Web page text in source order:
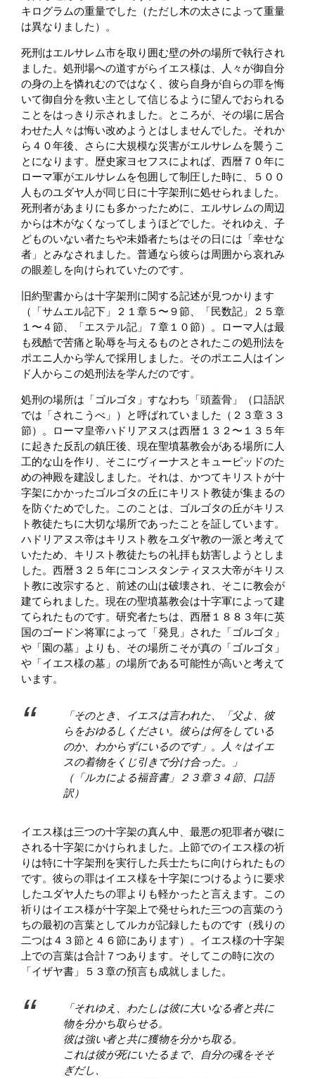
キログラムの重量でした（ただし木の太さによって重量
は異なりました）。
死刑はエルサレム市を取り囲む壁の外の場所で執行され
ました。処刑場への道すがらイエス様は、人々が御自分
の身の上を憐れむのではなく、彼ら自身が自らの罪を悔
いて御自分を救い主として信じるように望んでおられる
ことをはっきり示されました。ところが、その場に居合
わせた人々は悔い改めようとはしませんでした。それか
ら４０年後、さらに大規模な災害がエルサレムを襲うこ
とになります。歴史家ヨセフスによれば、西暦７０年に
ローマ軍がエルサレムを包囲して制圧した時に、５００
人ものユダヤ人が同じ日に十字架刑に処せられました。
死刑者があまりにも多かったために、エルサレムの周辺
からは木がなくなってしまうほどでした。それゆえ、子
どものいない者たちや未婚者たちはその日には「幸せな
者」とみなされました。普通なら彼らは周囲から哀れみ
の眼差しを向けられていたのです。
旧約聖書からは十字架刑に関する記述が見つかります
（「サムエル記下」２１章５〜９節、「民数記」２５章
１〜４節、「エステル記」７章１０節）。ローマ人は最
も残酷で苦痛と恥辱を与えるものとされたこの処刑法を
ポエニ人から学んで採用しました。そのポエニ人はイン
ド人からこの処刑法を学んだのです。
処刑の場所は「ゴルゴタ」すなわち「頭蓋骨」（口語訳
では「されこうべ」）と呼ばれていました（２３章３３
節）。ローマ皇帝ハドリアヌスは西暦１３２〜１３５年
に起きた反乱の鎮圧後、現在聖墳墓教会がある場所に人
工的な山を作り、そこにヴィーナスとキューピッドのた
めの神殿を建設しました。それは、かつてキリストが十
字架にかかったゴルゴタの丘にキリスト教徒が集まるの
を防ぐためでした。このことは、ゴルゴタの丘がキリス
ト教徒たちに大切な場所であったことを証しています。
ハドリアヌス帝はキリスト教をユダヤ教の一派と考えて
いたため、キリスト教徒たちの礼拝も妨害しようとしま
した。西暦３２５年にコンスタンティヌス大帝がキリス
ト教に改宗すると、前述の山は破壊され、そこに教会が
建てられました。現在の聖墳墓教会は十字軍によって建
てられたものです。研究者たちは、西暦１８８３年に英
国のゴードン将軍によって「発見」された「ゴルゴタ」
や「園の墓」よりも、その場所こそが真の「ゴルゴタ」
や「イエス様の墓」の場所である可能性が高いと考えて
います。
「そのとき、イエスは言われた、「父よ、彼
らをおゆるしください。彼らは何をしている
のか、わからずにいるのです」。人々はイエ
スの着物をくじ引きで分け合った。」
（「ルカによる福音書」２３章３４節、口語
訳）
イエス様は三つの十字架の真ん中、最悪の犯罪者が磔に
される十字架にかけられました。上節でのイエス様の祈
りは特に十字架刑を実行した兵士たちに向けられたもの
です。彼らの罪はイエス様を十字架につけるように要求
したユダヤ人たちの罪よりも軽かったと言えます。この
祈りはイエス様が十字架上で発せられた三つの言葉のう
ちの最初の言葉としてルカが記録したものです（残りの
二つは４３​​節と４６節にあります）。イエス様の十字架
上での言葉は合計７つあります。そしてこの時に次の
「イザヤ書」５３章の預言も成就しました。
「それゆえ、わたしは彼に大いなる者と共に
物を分かち取らせる。
彼は強い者と共に獲物を分かち取る。
これは彼が死にいたるまで、自分の魂をそそ
ぎだし、